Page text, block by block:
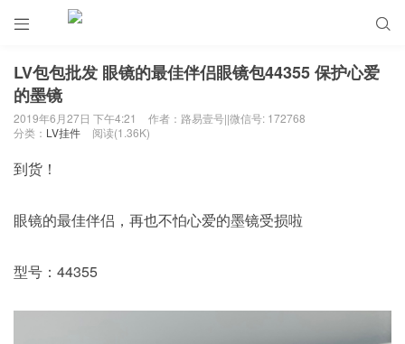
 
LV包包批发 眼镜的最佳伴侣眼镜包44355 保护心爱
的墨镜
2019年6月27日 下午4:21
作者：路易壹号||微信号: 172768
分类： LV挂件 阅读(1.36K)
到货！
眼镜的最佳伴侣，再也不怕心爱的墨镜受损啦
型号：44355